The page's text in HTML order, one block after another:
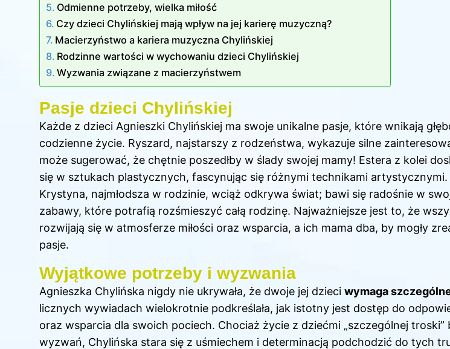
Odmienne potrzeby, wielka miłość
Czy dzieci Chylińskiej mają wpływ na jej karierę muzyczną?
Macierzyństwo a kariera muzyczna Chylińskiej
Rodzinne wartości w wychowaniu dzieci Chylińskiej
Wyzwania związane z macierzyństwem
Pasje dzieci Chylińskiej
Każde z dzieci Agnieszki Chylińskiej ma swoje unikalne pasje, które wnikają
codzienne życie. Ryszard, najstarszy z rodzeństwa, wykazuje silne
może sugerować, że chętnie poszedłby w ślady swojej mamy! Estera z kolei
się w sztukach plastycznych, fascynując się różnymi technikami artystycznymi.
Krystyna, najmłodsza w rodzinie, wciąż odkrywa świat; bawi się radośnie w
zabawy, które potrafią rozśmieszyć całą rodzinę. Najważniejsze jest to, że
rozwijają się w atmosferze miłości oraz wsparcia, a ich mama dba, by mogły
pasje.
Wyjątkowe potrzeby i wyzwania
Agnieszka Chylińska nigdy nie ukrywała, że dwoje jej dzieci wymaga
licznych wywiadach wielokrotnie podkreślała, jak istotny jest dostęp do
oraz wsparcia dla swoich pociech. Chociaż życie z dziećmi „szczególnej troski”
wyzwań, Chylińska stara się z uśmiechem i determinacją podchodzić do tych